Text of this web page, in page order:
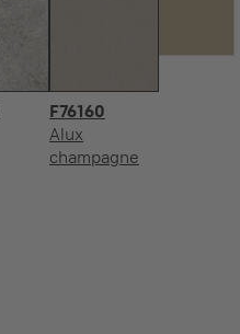
F76160
Alux
champagne